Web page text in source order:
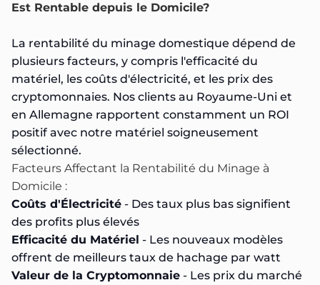
Est Rentable depuis le Domicile?
La rentabilité du minage domestique dépend de
plusieurs facteurs, y compris l'efficacité du
matériel, les coûts d'électricité, et les prix des
cryptomonnaies. Nos clients au Royaume-Uni et
en Allemagne rapportent constamment un ROI
positif avec notre matériel soigneusement
sélectionné.
Facteurs Affectant la Rentabilité du Minage à
Domicile :
Coûts d'Électricité - Des taux plus bas signifient
des profits plus élevés
Efficacité du Matériel - Les nouveaux modèles
offrent de meilleurs taux de hachage par watt
Valeur de la Cryptomonnaie - Les prix du marché